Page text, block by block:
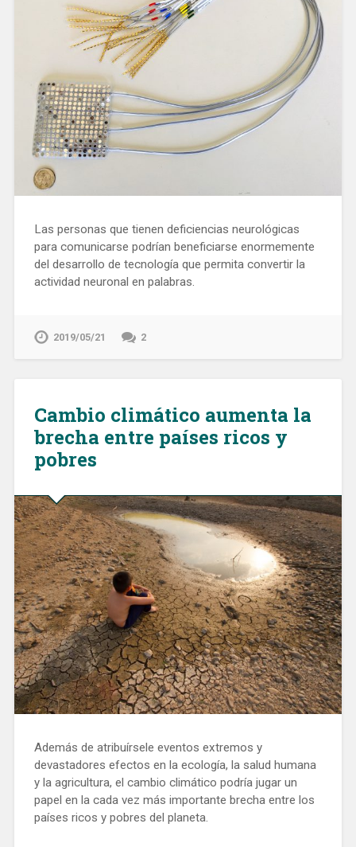
Las personas que tienen deficiencias neurológicas
para comunicarse podrían beneficiarse enormemente
del desarrollo de tecnología que permita convertir la
actividad neuronal en palabras.
2019/05/21 2
Cambio climático aumenta la
brecha entre países ricos y
pobres
Además de atribuírsele eventos extremos y
devastadores efectos en la ecología, la salud humana
y la agricultura, el cambio climático podría jugar un
papel en la cada vez más importante brecha entre los
países ricos y pobres del planeta.